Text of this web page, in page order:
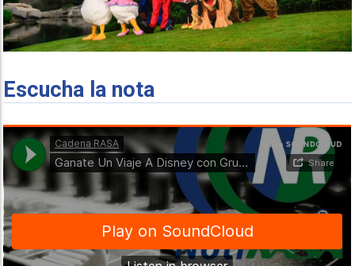
Escucha la nota